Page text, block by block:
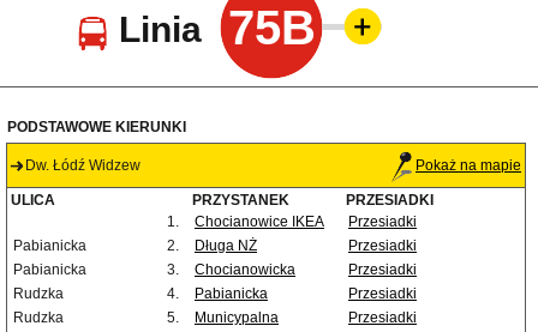
Linia 75B
PODSTAWOWE KIERUNKI
Dw. Łódź Widzew Pokaż na mapie
ULICA PRZYSTANEK
PRZESIADKI
1.
Chocianowice IKEA
Przesiadki
Pabianicka
2. Długa NŻ
Przesiadki
Pabianicka
3. Chocianowicka
Przesiadki
Rudzka
4. Pabianicka
Przesiadki
Rudzka
5. Municypalna
Przesiadki